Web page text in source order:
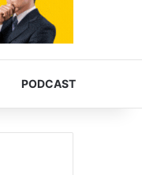
PODCAST